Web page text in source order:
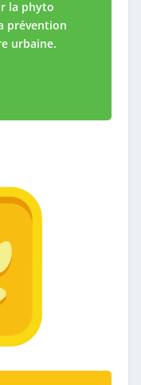
la phyto
prévention
urbaine.